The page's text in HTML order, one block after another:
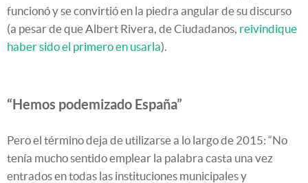
funcionó y se convirtió en la piedra angular de su discurso
(a pesar de que Albert Rivera, de Ciudadanos, reivindique
haber sido el primero en usarla).
“Hemos podemizado España”
Pero el término deja de utilizarse a lo largo de 2015: “No
tenía mucho sentido emplear la palabra casta una vez
entrados en todas las instituciones municipales y